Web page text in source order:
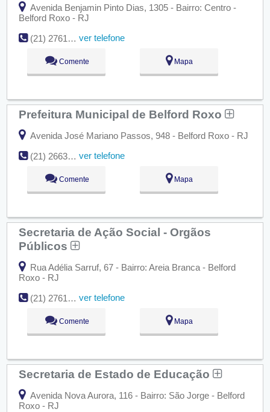
Avenida Benjamin Pinto Dias, 1305 - Bairro: Centro -
Belford Roxo - RJ
(21) 2761-8450
ver telefone
Comente Mapa
Prefeitura Municipal de Belford Roxo
Avenida José Mariano Passos, 948 - Belford Roxo - RJ
(21) 2663-6032
ver telefone
Comente Mapa
Secretaria de Ação Social - Orgãos
Públicos
Rua Adélia Sarruf, 67 - Bairro: Areia Branca - Belford
Roxo - RJ
(21) 2761-7380
ver telefone
Comente Mapa
Secretaria de Estado de Educação
Avenida Nova Aurora, 116 - Bairro: São Jorge - Belford
Roxo - RJ